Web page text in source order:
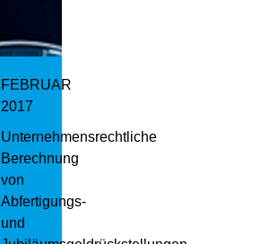
FEBRUAR
2017
Unternehmensrechtliche
Berechnung
von
Abfertigungs-
und